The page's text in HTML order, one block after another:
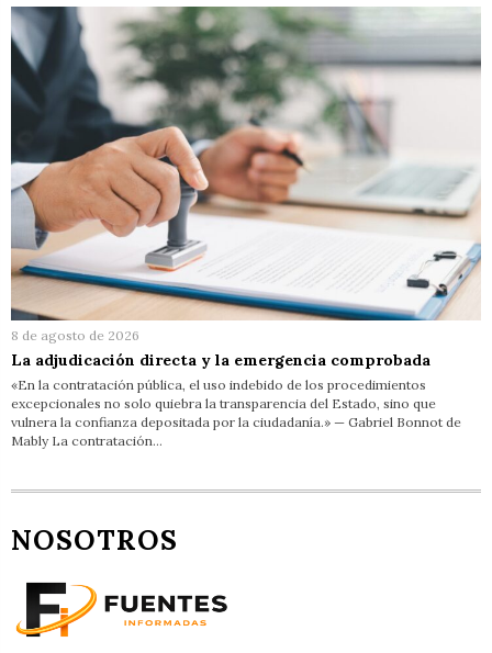
8 de agosto de 2026
La adjudicación directa y la emergencia comprobada
«En la contratación pública, el uso indebido de los procedimientos
excepcionales no solo quiebra la transparencia del Estado, sino que
vulnera la confianza depositada por la ciudadanía.» — Gabriel Bonnot de
Mably La contratación…
NOSOTROS